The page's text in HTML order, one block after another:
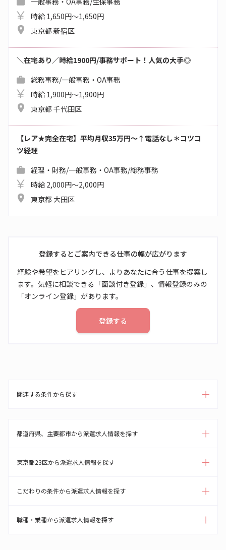
時給 1,650円～1,650円
東京都 新宿区
＼在宅あり／時給1900円/事務サポート！人気の大手◎
総務事務/一般事務・OA事務
時給 1,900円～1,900円
東京都 千代田区
【レア★完全在宅】平均月収35万円～↑電話なし＊コツコ
ツ経理
経理・財務/一般事務・OA事務/総務事務
時給 2,000円～2,000円
東京都 大田区
登録するとご案内できる仕事の幅が広がります
経験や希望をヒアリングし、よりあなたに合う仕事を提案し
ます。気軽に相談できる「面談付き登録」、情報登録のみの
「オンライン登録」があります。
登録する
関連する条件から探す
都道府県、主要都市から派遣求人情報を探す
東京都23区から派遣求人情報を探す
こだわりの条件から派遣求人情報を探す
職種・業種から派遣求人情報を探す